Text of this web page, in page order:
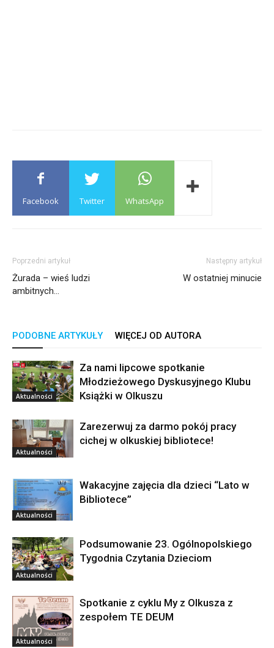
Facebook Twitter WhatsApp
Poprzedni artykuł
Żurada – wieś ludzi
ambitnych…
Następny artykuł
W ostatniej minucie
PODOBNE ARTYKUŁY WIĘCEJ OD AUTORA
Aktualności
Za nami lipcowe spotkanie
Młodzieżowego Dyskusyjnego Klubu
Książki w Olkuszu
Aktualności
Zarezerwuj za darmo pokój pracy
cichej w olkuskiej bibliotece!
Aktualności
Wakacyjne zajęcia dla dzieci “Lato w
Bibliotece”
Aktualności
Podsumowanie 23. Ogólnopolskiego
Tygodnia Czytania Dzieciom
Aktualności
Spotkanie z cyklu My z Olkusza z
zespołem TE DEUM